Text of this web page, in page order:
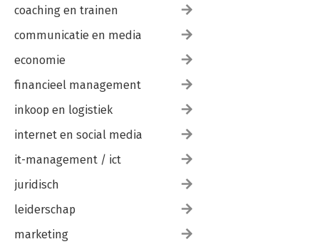
BRONNEN
coaching en trainen
communicatie en media
economie
financieel management
inkoop en logistiek
internet en social media
it-management / ict
juridisch
leiderschap
marketing